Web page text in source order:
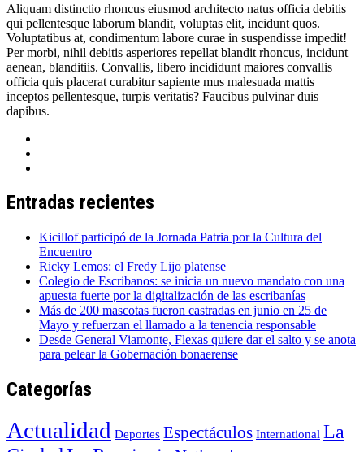
Aliquam distinctio rhoncus eiusmod architecto natus officia debitis
qui pellentesque laborum blandit, voluptas elit, incidunt quos.
Voluptatibus at, condimentum labore curae in suspendisse impedit!
Per morbi, nihil debitis asperiores repellat blandit rhoncus, incidunt
aenean, blanditiis. Convallis, libero incididunt maiores convallis
officia quis placerat curabitur sapiente mus malesuada mattis
inceptos pellentesque, turpis veritatis? Faucibus pulvinar duis
dapibus.
Entradas recientes
Kicillof participó de la Jornada Patria por la Cultura del
Encuentro
Ricky Lemos: el Fredy Lijo platense
Colegio de Escribanos: se inicia un nuevo mandato con una
apuesta fuerte por la digitalización de las escribanías
Más de 200 mascotas fueron castradas en junio en 25 de
Mayo y refuerzan el llamado a la tenencia responsable
Desde General Viamonte, Flexas quiere dar el salto y se anota
para pelear la Gobernación bonaerense
Categorías
Actualidad Deportes Espectáculos International La